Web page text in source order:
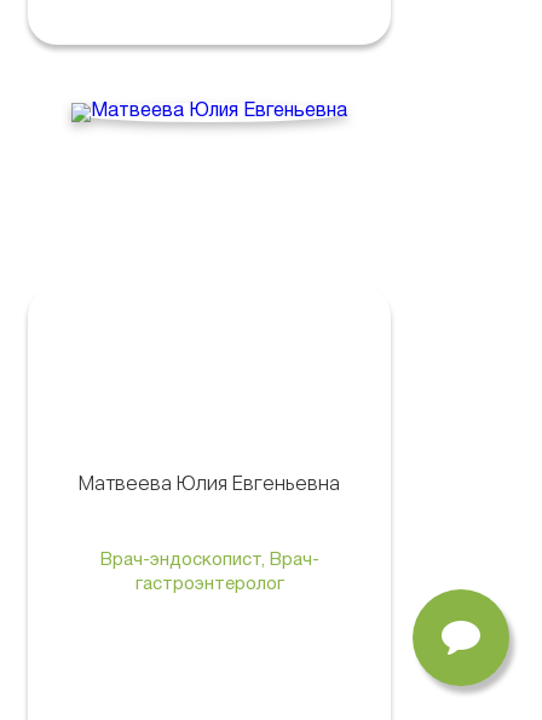
Матвеева Юлия Евгеньевна
Врач-эндоскопист, Врач-
гастроэнтеролог